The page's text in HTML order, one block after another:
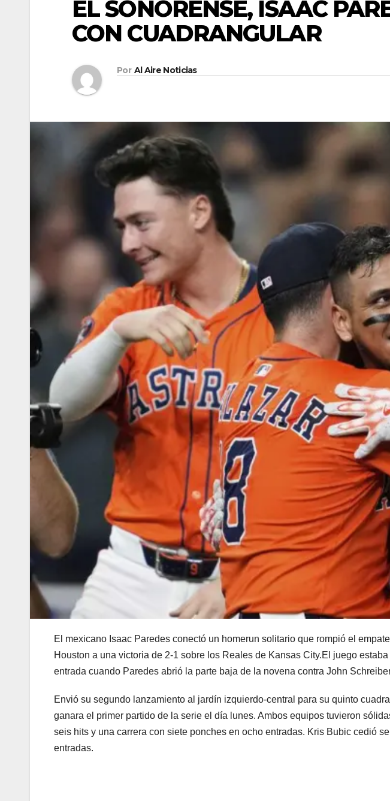
EL SONORENSE, ISAAC
CON CUADRANGULAR
Por Al Aire Noticias
El mexicano Isaac Paredes conectó un homerun solitario que rompió el
Houston a una victoria de 2-1 sobre los Reales de Kansas City.El juego
entrada cuando Paredes abrió la parte baja de la novena contra John
Envió su segundo lanzamiento al jardín izquierdo-central para su quinto
ganara el primer partido de la serie el día lunes. Ambos equipos tuvieron
seis hits y una carrera con siete ponches en ocho entradas. Kris Bubic cedió
entradas.